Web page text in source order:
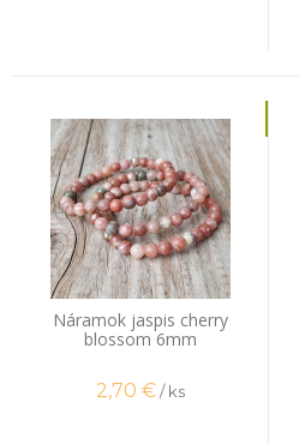
Náramok jaspis cherry
blossom 6mm
2,70 € / ks